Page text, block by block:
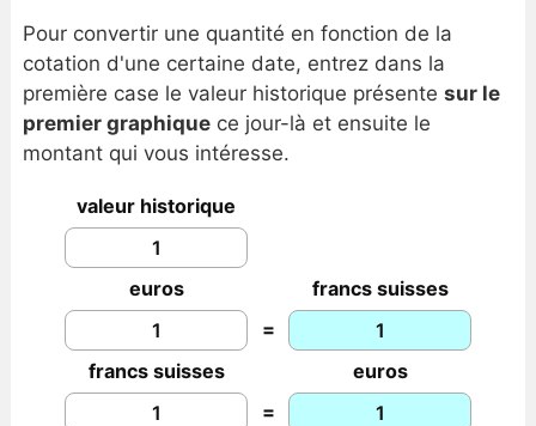
Pour convertir une quantité en fonction de la
cotation d'une certaine date, entrez dans la
première case le valeur historique présente sur le
premier graphiquece jour-là et ensuite le
montant qui vous intéresse.
valeur historique
euros
francs suisses
=
francs suisses
euros
=